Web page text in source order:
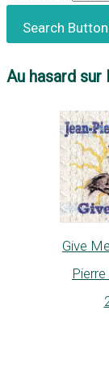
Search Button
Au hasard sur
Give